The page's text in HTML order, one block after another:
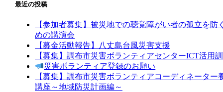
最近の投稿
【参加者募集】被災地での聴覚障がい者の孤立を防
めの講演会
【募金活動報告】八丈島台風災害支援
【募集】調布市災害ボランティアセンターICT活用
災害ボランティア登録のお願い
【募集】調布市災害ボランティアコーディネーター
講座～地域防災計画編～